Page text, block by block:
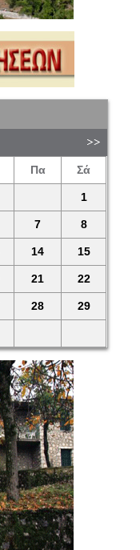
Πα Σά
1
7 8
14 15
21 22
28 29